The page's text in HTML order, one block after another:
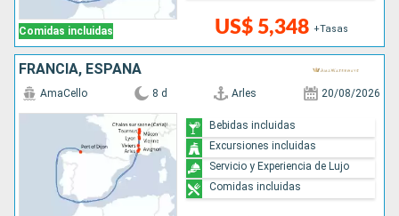
Comidas incluidas US$ 5,348 +Tasas
FRANCIA, ESPAÑA
AmaCello 8 d Arles 20/08/2026
Bebidas incluidas
Excursiones incluidas
Servicio y Experiencia de Lujo
Comidas incluidas